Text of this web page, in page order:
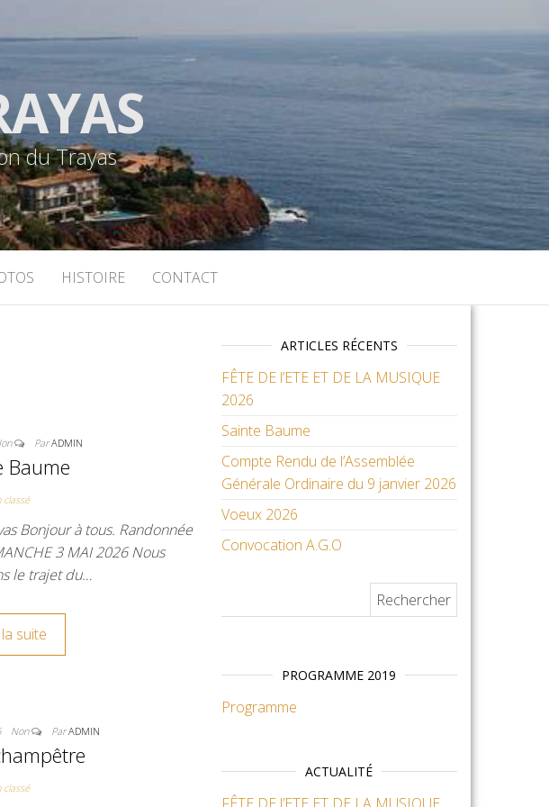
du Trayas
HISTOIRE CONTACT
ParADMIN
Baume
classé
Bonjour à tous. Randonnée
3 MAI 2026 Nous
le trajet du…
suite
Non ParADMIN
classé
ARTICLES RÉCENTS
FÊTE DE l’ETE ET DE LA MUSIQUE
2026
Sainte Baume
Compte Rendu de l’Assemblée
Générale Ordinaire du 9 janvier 2026
Voeux 2026
Convocation A.G.O
PROGRAMME 2019
Programme
ACTUALITÉ